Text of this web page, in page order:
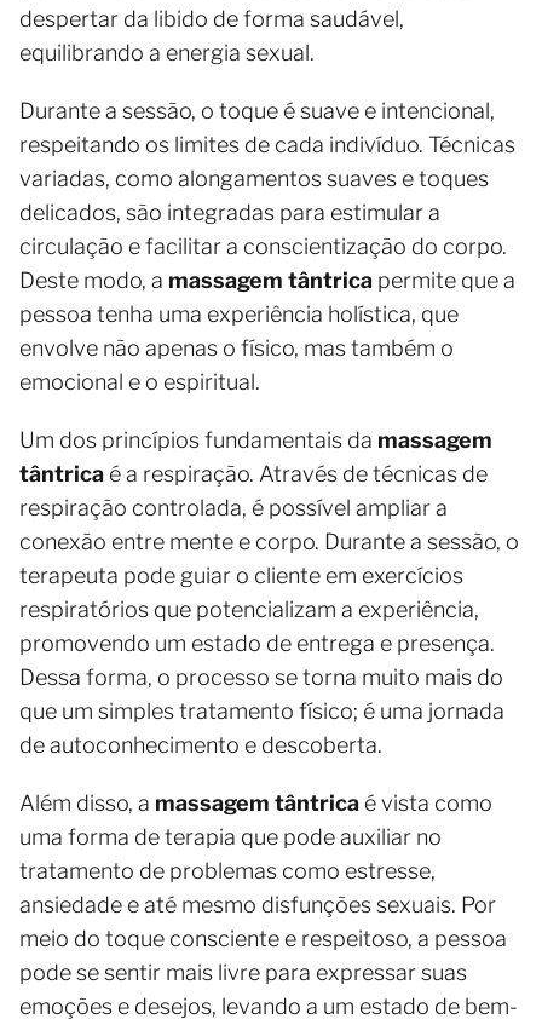
despertar da libido de forma saudável,
equilibrando a energia sexual.
Durante a sessão, o toque é suave e intencional,
respeitando os limites de cada indivíduo. Técnicas
variadas, como alongamentos suaves e toques
delicados, são integradas para estimular a
circulação e facilitar a conscientização do corpo.
Deste modo, a massagem tântrica permite que a
pessoa tenha uma experiência holística, que
envolve não apenas o físico, mas também o
emocional e o espiritual.
Um dos princípios fundamentais da massagem
tântrica é a respiração. Através de técnicas de
respiração controlada, é possível ampliar a
conexão entre mente e corpo. Durante a sessão, o
terapeuta pode guiar o cliente em exercícios
respiratórios que potencializam a experiência,
promovendo um estado de entrega e presença.
Dessa forma, o processo se torna muito mais do
que um simples tratamento físico; é uma jornada
de autoconhecimento e descoberta.
Além disso, a massagem tântrica é vista como
uma forma de terapia que pode auxiliar no
tratamento de problemas como estresse,
ansiedade e até mesmo disfunções sexuais. Por
meio do toque consciente e respeitoso, a pessoa
pode se sentir mais livre para expressar suas
emoções e desejos, levando a um estado de bem-